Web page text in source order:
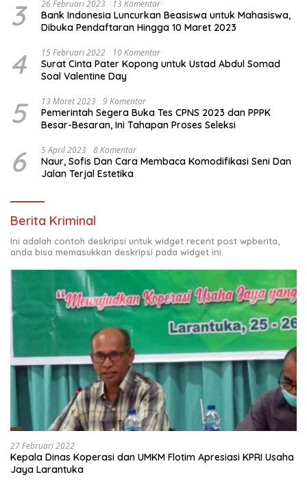
3 26 Februari 2023 13 Komentar
Bank Indonesia Luncurkan Beasiswa untuk Mahasiswa,
Dibuka Pendaftaran Hingga 10 Maret 2023
4 15 Februari 2022 10 Komentar
Surat Cinta Pater Kopong untuk Ustad Abdul Somad
Soal Valentine Day
5 13 Maret 2023 9 Komentar
Pemerintah Segera Buka Tes CPNS 2023 dan PPPK
Besar-Besaran, Ini Tahapan Proses Seleksi
6 5 April 2023 8 Komentar
Naur, Sofis Dan Cara Membaca Komodifikasi Seni Dan
Jalan Terjal Estetika
Berita Kriminal
Ini adalah contoh deskripsi untuk widget recent post wpberita,
anda bisa memasukkan deskripsi pada widget ini.
27 Februari 2022
Kepala Dinas Koperasi dan UMKM Flotim Apresiasi KPRI Usaha
Jaya Larantuka